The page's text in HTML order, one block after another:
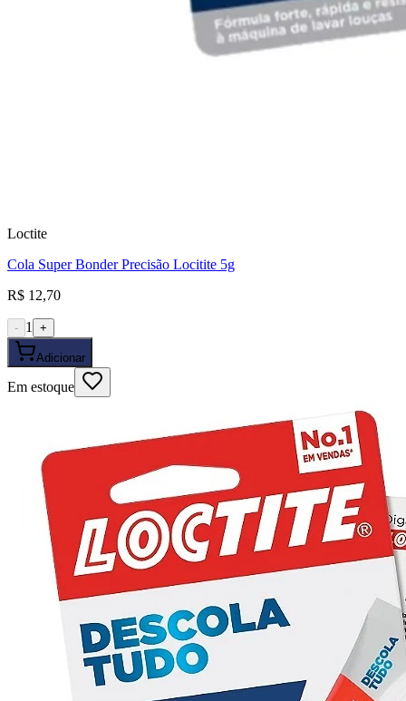
Loctite
Cola Super Bonder Precisão Locitite 5g
R$ 12,70
- 1 +
Adicionar
Em estoque